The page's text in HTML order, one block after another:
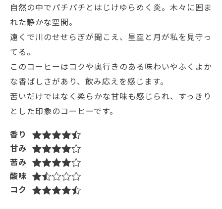
自然の中でパチパチとはじけゆらめく炎。木々に囲ま
れた静かな空間。
遠くで川のせせらぎが聞こえ、星空と月が私を見守っ
てる。
このコーヒーはコクや奥行きのある味わいやふくよか
な香ばしさがあり、飲み応えを感じます。
苦いだけではなく柔らかな甘味も感じられ、すっきり
とした印象のコーヒーです。
香り
甘み
苦み
酸味
コク